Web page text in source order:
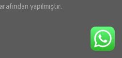
yapılmıştır.